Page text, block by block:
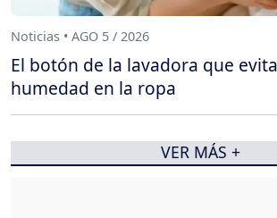
Noticias • AGO 5 / 2026
El botón de la lavadora que
humedad en la ropa
VER MÁS +